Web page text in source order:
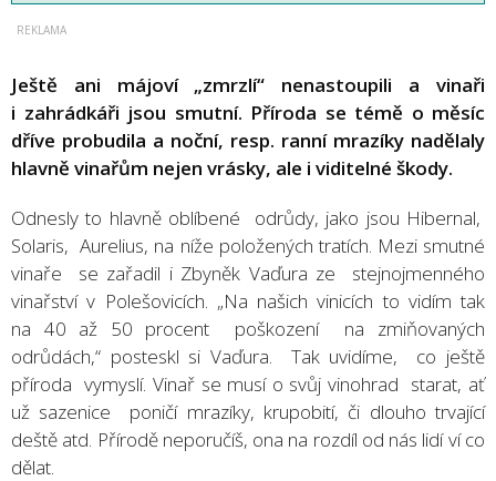
Ještě ani májoví „zmrzlí“ nenastoupili a vinaři
i zahrádkáři jsou smutní. Příroda se témě o měsíc
dříve probudila a noční, resp. ranní mrazíky nadělaly
hlavně vinařům nejen vrásky, ale i viditelné škody.
Odnesly to hlavně oblíbené odrůdy, jako jsou Hibernal,
Solaris, Aurelius, na níže položených tratích. Mezi smutné
vinaře se zařadil i Zbyněk Vaďura ze stejnojmenného
vinařství v Polešovicích. „Na našich vinicích to vidím tak
na 40 až 50 procent poškození na zmiňovaných
odrůdách,“ posteskl si Vaďura. Tak uvidíme, co ještě
příroda vymyslí. Vinař se musí o svůj vinohrad starat, ať
už sazenice poničí mrazíky, krupobití, či dlouho trvající
deště atd. Přírodě neporučíš, ona na rozdíl od nás lidí ví co
dělat.